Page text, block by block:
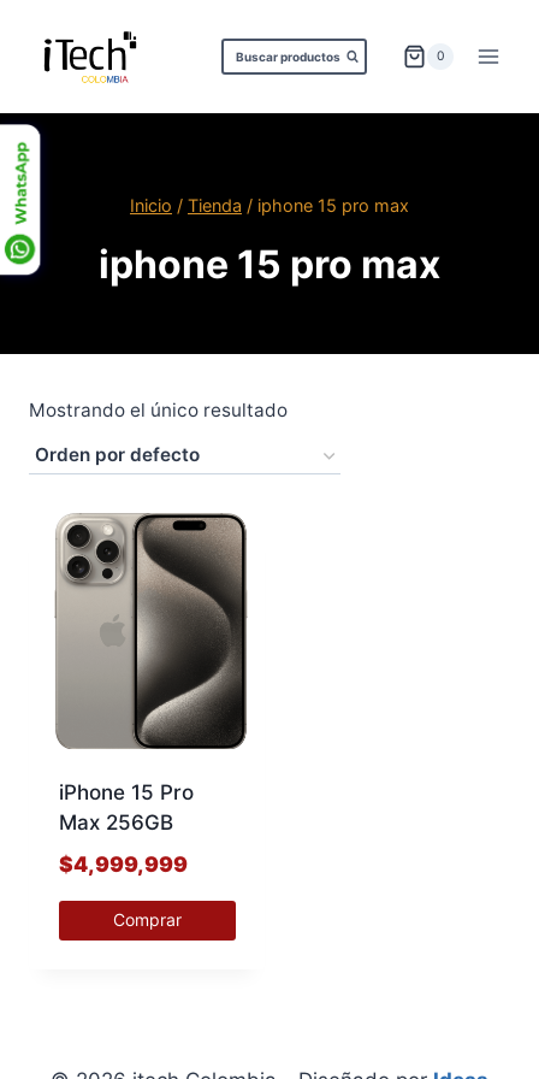
contenido
Buscar productos 0
Inicio / Tienda / iphone 15 pro max
iphone 15 pro max
Mostrando el único resultado
iPhone 15 Pro
Max 256GB
$4,999,999
Comprar